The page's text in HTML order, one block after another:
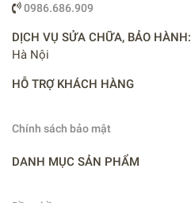
0986.686.909
DỊCH VỤ SỬA CHỮA, BẢO HÀNH:
Hà Nội
HỖ TRỢ KHÁCH HÀNG
Chính sách bảo mật
DANH MỤC SẢN PHẨM